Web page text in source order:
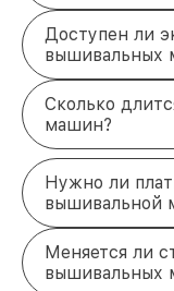
Доступен ли
вышивальных
Сколько
машин?
Нужно ли
вышивальной
Меняется ли
вышивальных